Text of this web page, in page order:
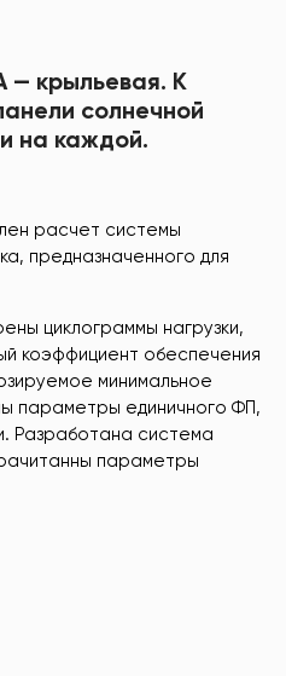
— крыльевая. К
солнечной
на каждой.
расчет системы
предназначенного для
циклограммы нагрузки,
коэффициент обеспечения
минимальное
параметры единичного ФП,
Разработана система
параметры